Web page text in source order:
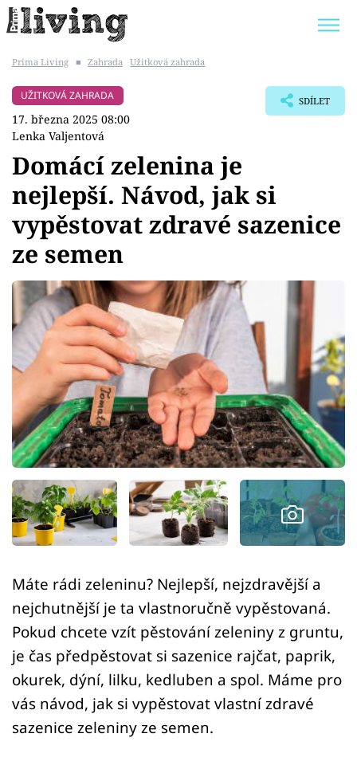
BYDLENÍ SLAVNÝCH
Témata
Bydlení
Zahrada
Design
Sledujte prima+
Přihlášení
Sledujte nás
Prima Living ■ Zahrada Užitková zahrada
UŽITKOVÁ ZAHRADA
17. března 2025 08:00
Lenka Valjentová
SDÍLET
Domácí zelenina je
nejlepší. Návod, jak si
vypěstovat zdravé sazenice
ze semen
Máte rádi zeleninu? Nejlepší, nejzdravější a
nejchutnější je ta vlastnoručně vypěstovaná.
Pokud chcete vzít pěstování zeleniny z gruntu,
je čas předpěstovat si sazenice rajčat, paprik,
okurek, dýní, lilku, kedluben a spol. Máme pro
vás návod, jak si vypěstovat vlastní zdravé
sazenice zeleniny ze semen.